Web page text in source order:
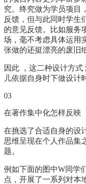
究。终究做为学员项目
反馈，但与此同时学生
的意见反馈。比如服务
场，毫不考虑具体运用
张做的还挺漂亮的废旧
因此 ，这二种设计方
儿依据自身时下做设计
03
在著作集中化怎样反映
在挑选了合适自身的设
思维呈现在个人作品集
题。
例如下面的图中W同学
点，开展了一系列对本